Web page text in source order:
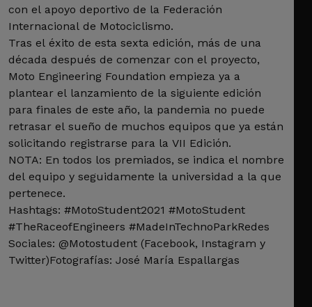
con el apoyo deportivo de la Federación
Internacional de Motociclismo.
Tras el éxito de esta sexta edición, más de una
década después de comenzar con el proyecto,
Moto Engineering Foundation empieza ya a
plantear el lanzamiento de la siguiente edición
para finales de este año, la pandemia no puede
retrasar el sueño de muchos equipos que ya están
solicitando registrarse para la VII Edición.
NOTA: En todos los premiados, se indica el nombre
del equipo y seguidamente la universidad a la que
pertenece.
Hashtags: #MotoStudent2021 #MotoStudent
#TheRaceofEngineers #MadeInTechnoParkRedes
Sociales: @Motostudent (Facebook, Instagram y
Twitter)Fotografías: José María Espallargas